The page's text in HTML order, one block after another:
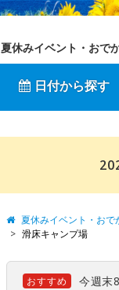
夏休みイベント・おで
日付から探す
夏休みイベント・おで
滑床キャンプ場
おすすめ 今週末